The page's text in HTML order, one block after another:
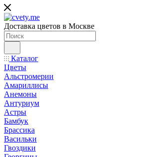
Доставка цветов в Москве
Каталог
Цветы
Альстромерии
Амариллисы
Анемоны
Антуриум
Астры
Бамбук
Брассика
Васильки
Гвоздики